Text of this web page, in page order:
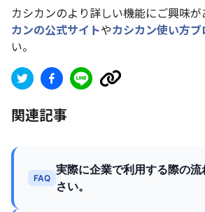
カシカンのより詳しい機能にご興味が
カンの公式サイトやカシカン使い方ブ
い。
関連記事
FAQ
実際に企業で利用する際の
さい。